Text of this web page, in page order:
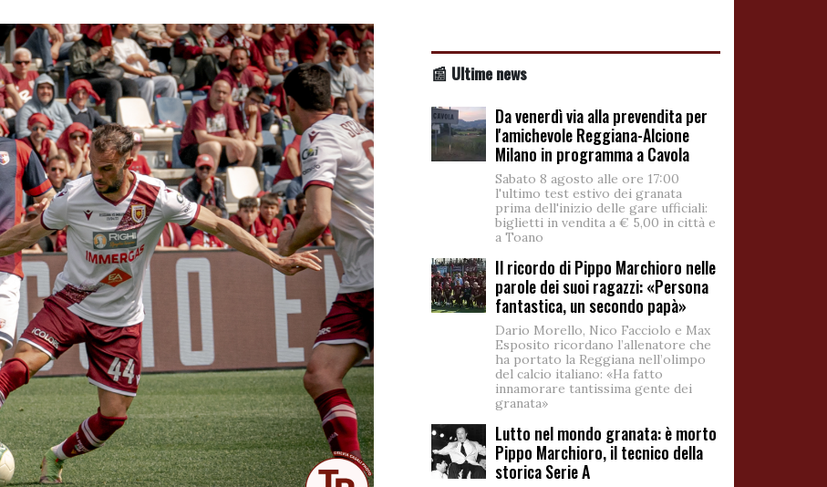
📰 Ultime news
Da venerdì via alla prevendita per
l'amichevole Reggiana-Alcione
Milano in programma a Cavola
Sabato 8 agosto alle ore 17:00
l'ultimo test estivo dei granata
prima dell'inizio delle gare ufficiali:
biglietti in vendita a € 5,00 in città e
a Toano
Il ricordo di Pippo Marchioro nelle
parole dei suoi ragazzi: «Persona
fantastica, un secondo papà»
Dario Morello, Nico Facciolo e Max
Esposito ricordano l’allenatore che
ha portato la Reggiana nell’olimpo
del calcio italiano: «Ha fatto
innamorare tantissima gente dei
granata»
Lutto nel mondo granata: è morto
Pippo Marchioro, il tecnico della
storica Serie A